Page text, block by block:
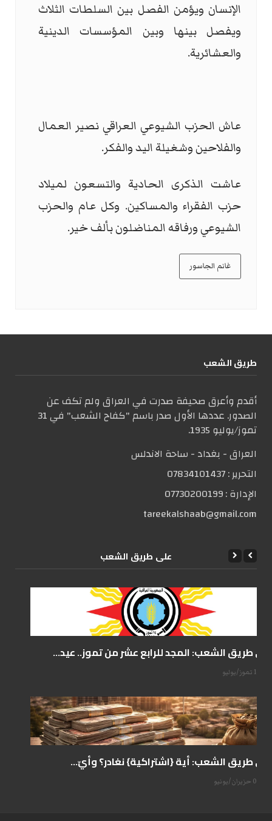
الإنسان ويؤمن الفصل بين السلطات الثلاث
ويفصل بينها وبين المؤسسات الدينية
والعشائرية.
عاش الحزب الشيوعي العراقي نصير العمال
والفلاحين وشغيلة اليد والفكر.
عاشت الذكرى الحادية والتسعون لميلاد
حزب الفقراء والمساكين. وكل عام والحزب
الشيوعي ورفاقه المناضلون بألف خير.
غانم الجاسور
طریق الشعب
أقدم وأعرق صحيفة صدرت في العراق ولم تكف عن
الصدور. عددها الأول صدر باسم "كفاح الشعب" في 31
تموز/يوليو 1935.
العراق - بغداد - ساحة الاندلس
التحریر :07834101437
الإدارة :07730200199
tareekalshaab@gmail.com
علی طریق الشعب
على طريق الشعب: المجد للرابع عشر من تموز.. عيد...
14 تموز/يوليو
على طريق الشعب: أية {اشتراكية} نغادر؟ وأيّ...
07 حزيران/يونيو